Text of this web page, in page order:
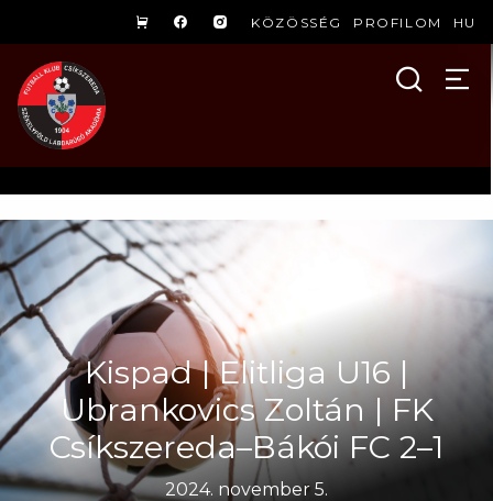
KÖZÖSSÉG PROFILOM HU
Kispad | Elitliga U16 |
Ubrankovics Zoltán | FK
Csíkszereda–Bákói FC 2–1
2024. november 5.